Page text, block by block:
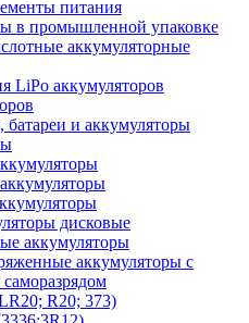
питания
в промышленной упаковке
аккумуляторные
LiPo аккумуляторов
и аккумуляторы
дисковые
аккумуляторы
аккумуляторы с
R20; 373)